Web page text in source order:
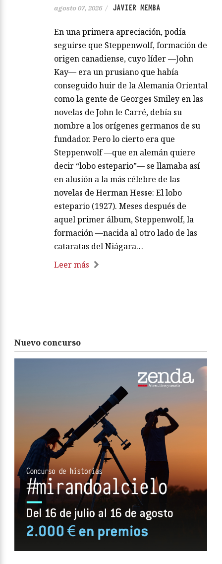
agosto 07, 2026 / JAVIER MEMBA
En una primera apreciación, podía
seguirse que Steppenwolf, formación de
origen canadiense, cuyo líder —John
Kay— era un prusiano que había
conseguido huir de la Alemania Oriental
como la gente de Georges Smiley en las
novelas de John le Carré, debía su
nombre a los orígenes germanos de su
fundador. Pero lo cierto era que
Steppenwolf —que en alemán quiere
decir “lobo estepario”— se llamaba así
en alusión a la más célebre de las
novelas de Herman Hesse: El lobo
estepario (1927). Meses después de
aquel primer álbum, Steppenwolf, la
formación —nacida al otro lado de las
cataratas del Niágara…
Leer más
Nuevo concurso